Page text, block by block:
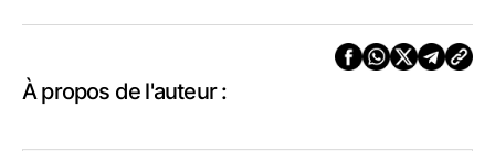
À propos de l'auteur :